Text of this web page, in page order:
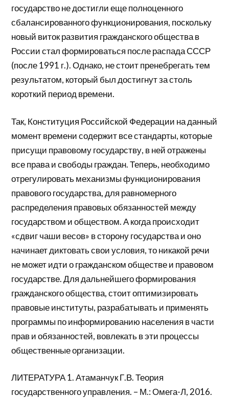
государство не достигли еще полноценного
сбалансированного функционирования, поскольку
новый виток развития гражданского общества в
России стал формироваться после распада СССР
(после 1991 г.). Однако, не стоит пренебрегать тем
результатом, который был достигнут за столь
короткий период времени.
Так, Конституция Российской Федерации на данный
момент времени содержит все стандарты, которые
присущи правовому государству, в ней отражены
все права и свободы граждан. Теперь, необходимо
отрегулировать механизмы функционирования
правового государства, для равномерного
распределения правовых обязанностей между
государством и обществом. А когда происходит
«сдвиг чаши весов» в сторону государства и оно
начинает диктовать свои условия, то никакой речи
не может идти о гражданском обществе и правовом
государстве. Для дальнейшего формирования
гражданского общества, стоит оптимизировать
правовые институты, разрабатывать и применять
программы по информированию населения в части
прав и обязанностей, вовлекать в эти процессы
общественные организации.
ЛИТЕРАТУРА 1. Атаманчук Г.В. Теория
государственного управления. – М.: Омега-Л, 2016.